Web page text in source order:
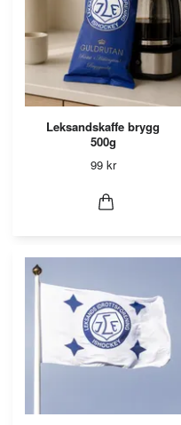
Leksandskaffe brygg
500g
99 kr